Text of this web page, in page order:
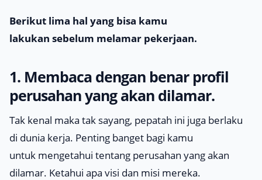
Berikut lima hal yang bisa kamu
lakukan sebelum melamar pekerjaan.
1. Membaca dengan benar profil
perusahan yang akan dilamar.
Tak kenal maka tak sayang, pepatah ini juga berlaku
di dunia kerja. Penting banget bagi kamu
untuk mengetahui tentang perusahan yang akan
dilamar. Ketahui apa visi dan misi mereka.